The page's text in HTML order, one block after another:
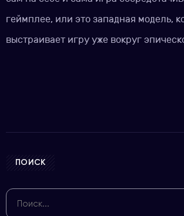
геймплее, или это западная модель,
выстраивает игру уже вокруг
ПОИСК